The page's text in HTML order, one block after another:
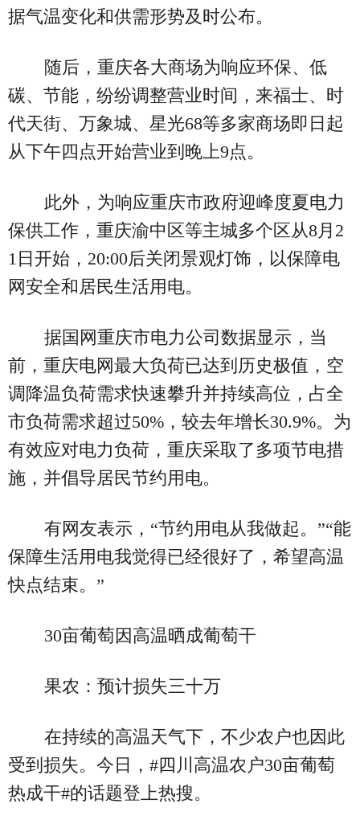
据气温变化和供需形势及时公布。
随后，重庆各大商场为响应环保、低
碳、节能，纷纷调整营业时间，来福士、时
代天街、万象城、星光68等多家商场即日起
从下午四点开始营业到晚上9点。
此外，为响应重庆市政府迎峰度夏电力
保供工作，重庆渝中区等主城多个区从8月2
1日开始，20:00后关闭景观灯饰，以保障电
网安全和居民生活用电。
据国网重庆市电力公司数据显示，当
前，重庆电网最大负荷已达到历史极值，空
调降温负荷需求快速攀升并持续高位，占全
市负荷需求超过50%，较去年增长30.9%。为
有效应对电力负荷，重庆采取了多项节电措
施，并倡导居民节约用电。
有网友表示，“节约用电从我做起。”“能
保障生活用电我觉得已经很好了，希望高温
快点结束。”
30亩葡萄因高温晒成葡萄干
果农：预计损失三十万
在持续的高温天气下，不少农户也因此
受到损失。今日，#四川高温农户30亩葡萄
热成干#的话题登上热搜。